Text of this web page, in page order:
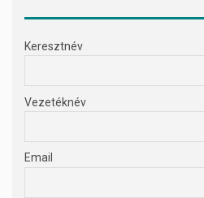
Keresztnév
Vezetéknév
Email